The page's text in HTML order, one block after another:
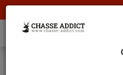
Bague de